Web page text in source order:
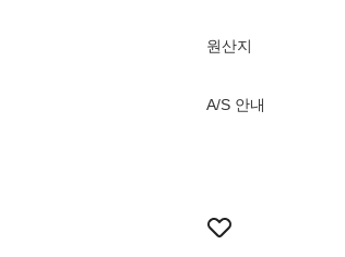
원산지
A/S 안내